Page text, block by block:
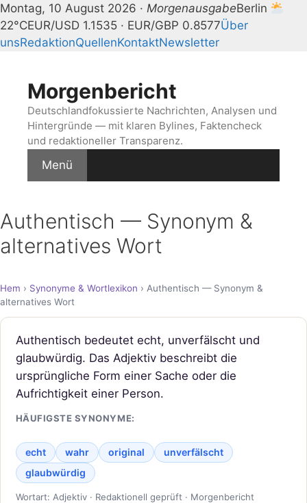
Montag, 10 August 2026 · MorgenausgabeBerlin
22°CEUR/USD 1.1535 · EUR/GBP 0.8577Über
unsRedaktionQuellenKontaktNewsletter
springenMorgenbericht
Deutschlandfokussierte Nachrichten, Analysen und
Hintergründe — mit klaren Bylines, Faktencheck
und redaktioneller Transparenz.
Menü
Authentisch — Synonym &
alternatives Wort
Hem › Synonyme & Wortlexikon › Authentisch — Synonym &
alternatives Wort
Authentisch bedeutet echt, unverfälscht und
glaubwürdig. Das Adjektiv beschreibt die
ursprüngliche Form einer Sache oder die
Aufrichtigkeit einer Person.
HÄUFIGSTE SYNONYME:
echt wahr original
unverfälscht
glaubwürdig
Wortart: Adjektiv · Redaktionell geprüft · Morgenbericht